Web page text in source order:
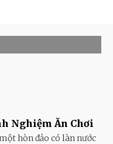
Nghiệm Ăn Chơi
hòn đảo có làn nước